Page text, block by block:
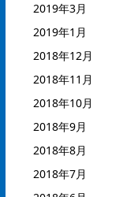
2019年3月
2019年1月
2018年12月
2018年11月
2018年10月
2018年9月
2018年8月
2018年7月